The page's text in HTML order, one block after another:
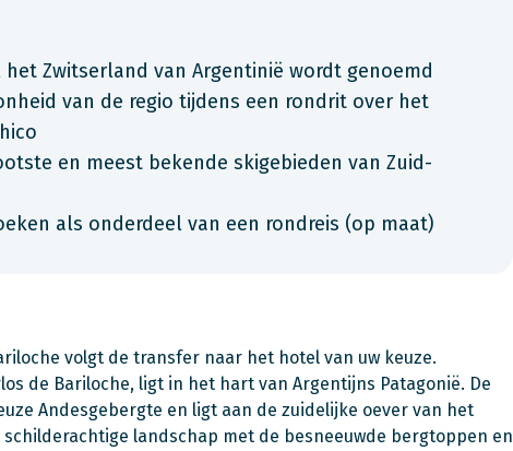
Zwitserland van Argentinië wordt genoemd
van de regio tijdens een rondrit over het
en meest bekende skigebieden van Zuid-
als onderdeel van een rondreis (op maat)
volgt de transfer naar het hotel van uw keuze.
de Bariloche, ligt in het hart van Argentijns Patagonië. De
Andesgebergte en ligt aan de zuidelijke oever van het
landschap met de besneeuwde bergtoppen en